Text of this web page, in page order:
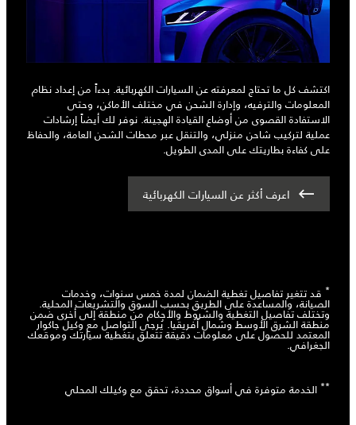
اكتشف كل ما تحتاج لمعرفته عن السيارات الكهربائية. بدءاً من إعداد نظام
المعلومات والترفيه، وإدارة الشحن في مختلف الأماكن، وحتى
الاستفادة القصوى من أوضاع القيادة الهجينة. نوفر لك أيضاً إرشادات
عملية لتركيب شاحن منزلي، والتنقل عبر محطات الشحن العامة، والحفاظ
على كفاءة بطاريتك على المدى الطويل.
اعرف أكثر عن السيارات الكهربائية
* قد تتغير تفاصيل تغطية الضمان لمدة خمس سنوات، وخدمات
الصيانة، والمساعدة على الطريق بحسب السوق والتشريعات المحلية.
وتختلف تفاصيل التغطية والشروط والأحكام من منطقة إلى أخرى ضمن
منطقة الشرق الأوسط وشمال أفريقيا. يُرجى التواصل مع وكيل جاكوار
المعتمد للحصول على معلومات دقيقة تتعلق بتغطية سيارتك وموقعك
الجغرافي.
** الخدمة متوفرة في أسواق محددة، تحقق مع وكيلك المحلي